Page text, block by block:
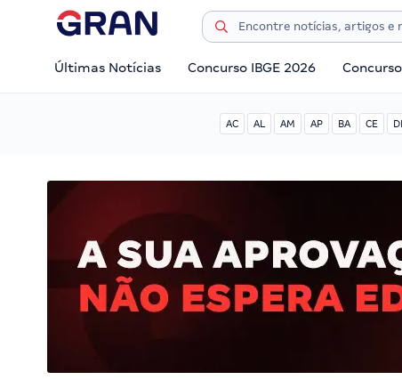
Últimas Notícias Concurso IBGE 2026
AC AL AM AP BA CE